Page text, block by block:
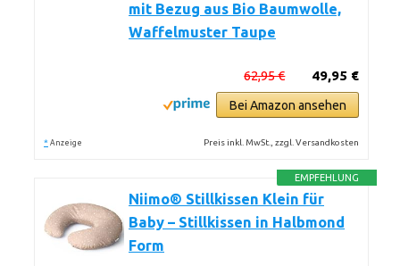
mit Bezug aus Bio Baumwolle,
Waffelmuster Taupe
49,95 €
62,95 €
Bei Amazon ansehen
* Anzeige Preis inkl. MwSt., zzgl. Versandkosten
EMPFEHLUNG
Niimo® Stillkissen Klein für
Baby – Stillkissen in Halbmond
Form